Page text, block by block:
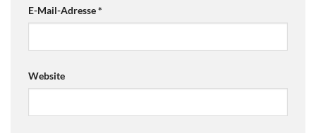
E-Mail-Adresse*
Website